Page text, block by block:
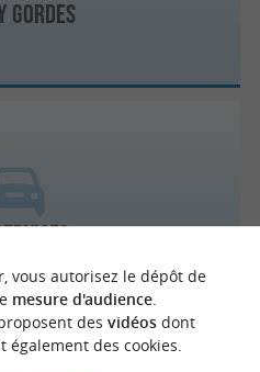
Gordes
vous autorisez le dépôt de
mesure d'audience.
des vidéosdont
des cookies.